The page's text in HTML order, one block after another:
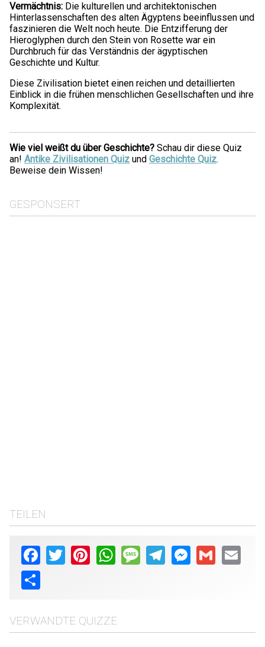
Vermächtnis: Die kulturellen und architektonischen
Hinterlassenschaften des alten Ägyptens beeinflussen und
faszinieren die Welt noch heute. Die Entzifferung der
Hieroglyphen durch den Stein von Rosette war ein
Durchbruch für das Verständnis der ägyptischen
Geschichte und Kultur.
Diese Zivilisation bietet einen reichen und detaillierten
Einblick in die frühen menschlichen Gesellschaften und ihre
Komplexität.
Wie viel weißt du über Geschichte? Schau dir diese Quiz
an! Antike Zivilisationen Quiz und Geschichte Quiz.
Beweise dein Wissen!
GESPONSERT
TEILEN
Facebook
Twitter PinterestWhatsAppMessageTelegramMessenger
Gmail Email
Share
VERWANDTE QUIZZE